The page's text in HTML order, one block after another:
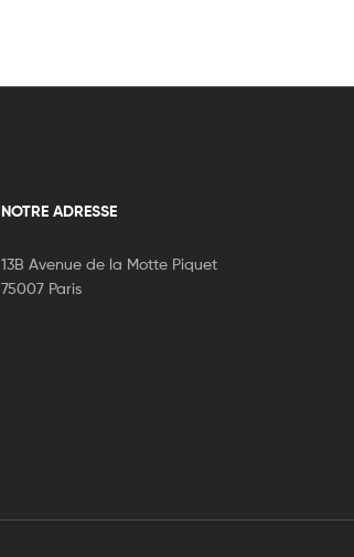
NOTRE ADRESSE
13B Avenue de la Motte Piquet
75007 Paris